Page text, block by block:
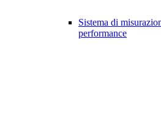
Sistema di
performance